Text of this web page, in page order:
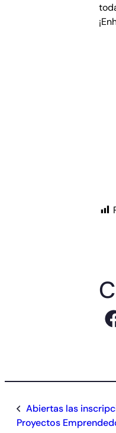
Abiertas las
Proyectos